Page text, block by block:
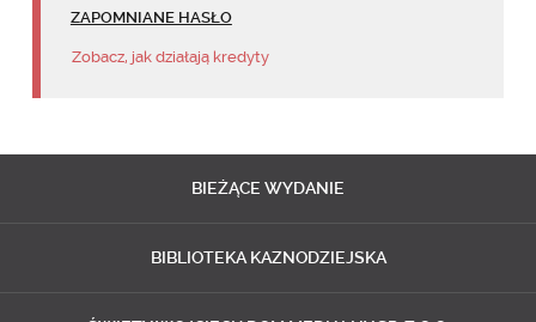
ZAPOMNIANE HASŁO
Zobacz, jak działają kredyty
BIEŻĄCE WYDANIE
BIBLIOTEKA KAZNODZIEJSKA